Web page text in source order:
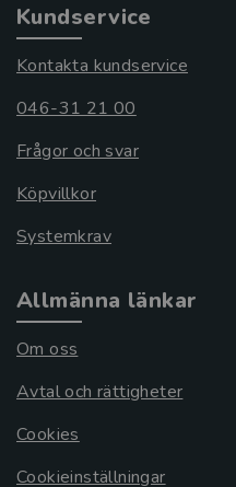
Kundservice
Kontakta kundservice
046-31 21 00
Frågor och svar
Köpvillkor
Systemkrav
Allmänna länkar
Om oss
Avtal och rättigheter
Cookies
Cookieinställningar